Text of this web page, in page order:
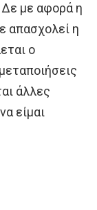
Δε με αφορά η
απασχολεί η
ο
άλλες
είμαι